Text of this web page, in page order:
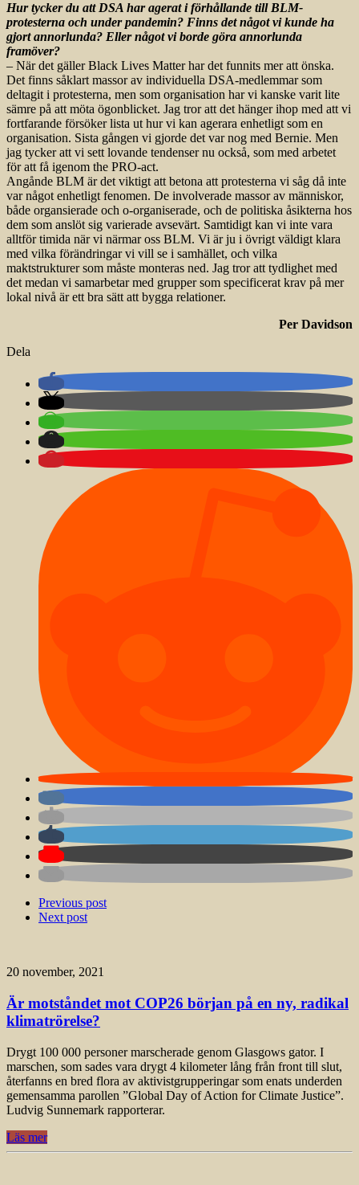
Hur tycker du att DSA har agerat i förhållande till BLM-
protesterna och under pandemin? Finns det något vi kunde ha
gjort annorlunda? Eller något vi borde göra annorlunda
framöver?
– När det gäller Black Lives Matter har det funnits mer att önska.
Det finns såklart massor av individuella DSA-medlemmar som
deltagit i protesterna, men som organisation har vi kanske varit lite
sämre på att möta ögonblicket. Jag tror att det hänger ihop med att vi
fortfarande försöker lista ut hur vi kan agerara enhetligt som en
organisation. Sista gången vi gjorde det var nog med Bernie. Men
jag tycker att vi sett lovande tendenser nu också, som med arbetet
för att få igenom the PRO-act.
Angånde BLM är det viktigt att betona att protesterna vi såg då inte
var något enhetligt fenomen. De involverade massor av människor,
både organsierade och o-organiserade, och de politiska åsikterna hos
dem som anslöt sig varierade avsevärt. Samtidigt kan vi inte vara
alltför timida när vi närmar oss BLM. Vi är ju i övrigt väldigt klara
med vilka förändringar vi vill se i samhället, och vilka
maktstrukturer som måste monteras ned. Jag tror att tydlighet med
det medan vi samarbetar med grupper som specificerat krav på mer
lokal nivå är ett bra sätt att bygga relationer.
Per Davidson
Dela
Previous post
Next post
20 november, 2021
Är motståndet mot COP26 början på en ny, radikal
klimatrörelse?
Drygt 100 000 personer marscherade genom Glasgows gator. I
marschen, som sades vara drygt 4 kilometer lång från front till slut,
återfanns en bred flora av aktivistgrupperingar som enats underden
gemensamma parollen ”Global Day of Action for Climate Justice”.
Ludvig Sunnemark rapporterar.
Läs mer